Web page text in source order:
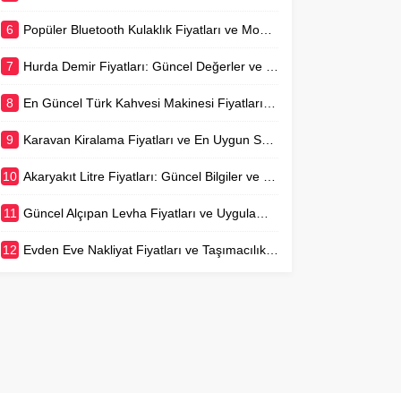
6 Popüler Bluetooth Kulaklık Fiyatları ve Model Karşılaştırmaları
7 Hurda Demir Fiyatları: Güncel Değerler ve Piyasa Analizi
8 En Güncel Türk Kahvesi Makinesi Fiyatları ve Rehberi
9 Karavan Kiralama Fiyatları ve En Uygun Seçenekler
10 Akaryakıt Litre Fiyatları: Güncel Bilgiler ve Değişim Nedenleri
11 Güncel Alçıpan Levha Fiyatları ve Uygulama Maliyetleri
12 Evden Eve Nakliyat Fiyatları ve Taşımacılık Rehberi